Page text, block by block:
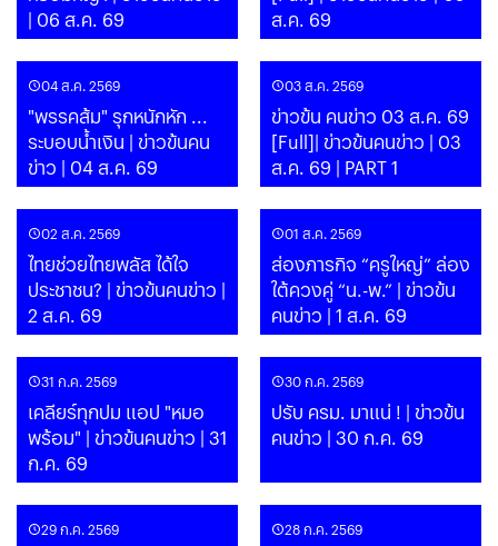
| 06 ส.ค. 69
ส.ค. 69
04 ส.ค. 2569
"พรรคส้ม" รุกหนักหัก ...
ระบอบน้ำเงิน | ข่าวข้นคน
ข่าว | 04 ส.ค. 69
03 ส.ค. 2569
ข่าวข้น คนข่าว 03 ส.ค. 69
[Full]| ข่าวข้นคนข่าว | 03
ส.ค. 69 | PART 1
02 ส.ค. 2569
ไทยช่วยไทยพลัส ได้ใจ
ประชาชน? | ข่าวข้นคนข่าว |
2 ส.ค. 69
01 ส.ค. 2569
ส่องภารกิจ “ครูใหญ่” ล่อง
ใต้ควงคู่ “น.-พ.” | ข่าวข้น
คนข่าว | 1 ส.ค. 69
31 ก.ค. 2569
เคลียร์ทุกปม แอป "หมอ
พร้อม" | ข่าวข้นคนข่าว | 31
ก.ค. 69
30 ก.ค. 2569
ปรับ ครม. มาแน่ ! | ข่าวข้น
คนข่าว | 30 ก.ค. 69
29 ก.ค. 2569 28 ก.ค. 2569